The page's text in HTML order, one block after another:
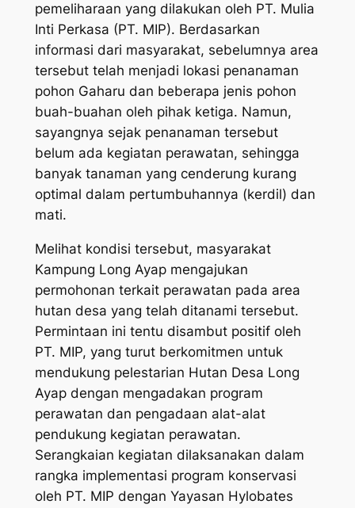
pemeliharaan yang dilakukan oleh PT. Mulia
Inti Perkasa (PT. MIP). Berdasarkan
informasi dari masyarakat, sebelumnya area
tersebut telah menjadi lokasi penanaman
pohon Gaharu dan beberapa jenis pohon
buah-buahan oleh pihak ketiga. Namun,
sayangnya sejak penanaman tersebut
belum ada kegiatan perawatan, sehingga
banyak tanaman yang cenderung kurang
optimal dalam pertumbuhannya (kerdil) dan
mati.
Melihat kondisi tersebut, masyarakat
Kampung Long Ayap mengajukan
permohonan terkait perawatan pada area
hutan desa yang telah ditanami tersebut.
Permintaan ini tentu disambut positif oleh
PT. MIP, yang turut berkomitmen untuk
mendukung pelestarian Hutan Desa Long
Ayap dengan mengadakan program
perawatan dan pengadaan alat-alat
pendukung kegiatan perawatan.
Serangkaian kegiatan dilaksanakan dalam
rangka implementasi program konservasi
oleh PT. MIP dengan Yayasan Hylobates